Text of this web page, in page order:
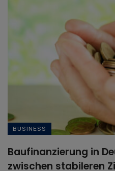
BUSINESS
Baufinanzierung in
zwischen stabileren